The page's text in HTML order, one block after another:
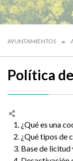
AYUNTAMIENTOS
Política
1. ¿Qué es una
2. ¿Qué tipos de
3. Base de licitud